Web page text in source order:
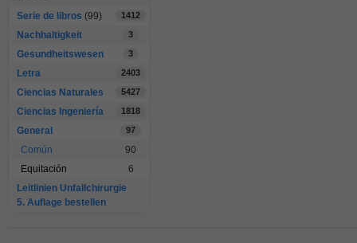
Serie de libros (99) 1412
Nachhaltigkeit 3
Gesundheitswesen 3
Letra 2403
Ciencias Naturales 5427
Ciencias Ingeniería 1818
General 97
Común
90
Equitación
6
Leitlinien Unfallchirurgie
5. Auflage bestellen